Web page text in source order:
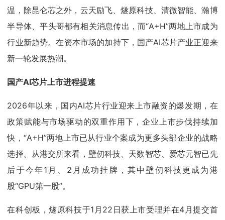
温，除昆仑芯之外，云天励飞、燧原科技、清微智能、瀚博
半导体、平头哥都有相关消息传出，而“A+H”两地上市成为
行业新趋势。在资本市场的加持下，国产AI芯片产业正迎来
新一轮发展热潮。
国产AI芯片上市进程提速
2026年以来，国内AI芯片行业迎来上市融资的爆发期，在
政策赋能与市场驱动的双重作用下，企业上市步伐持续加
快，“A+H”两地上市已从行业个案成为更多头部企业的战略
选择。从港交所来看，壁仞科技、天数智芯、爱芯元智已先
后于今年1月、2月成功挂牌，其中壁仞科技更成为港
股“GPU第一股”。
在科创板，燧原科技于1月22日获上市受理并在4月提交首